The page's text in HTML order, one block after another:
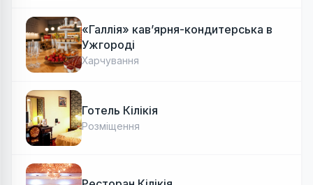
«Галлія» кав’ярня-кондитерська в
Ужгороді
Харчування
Готель Кілікія
Розміщення